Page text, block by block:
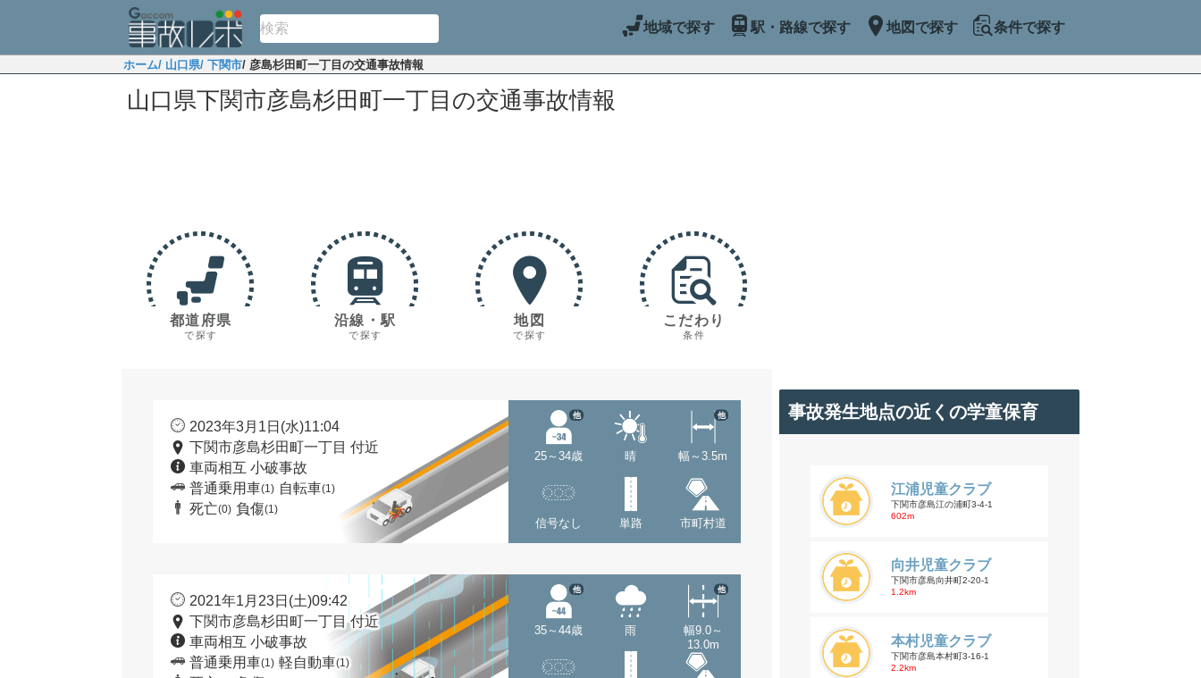
地域で探す 駅・路線で探す 地図で探す 条件で探す
ホーム/ 山口県/ 下関市/ 彦島杉田町一丁目の交通事故情報
山口県下関市彦島杉田町一丁目の交通事故情報
都道府県
で探す
沿線・駅
で探す
地図
で探す
こだわり
条件
2023年3月1日(水)11:04
下関市彦島杉田町一丁目 付近
車両相互 小破事故
普通乗用車(1) 自転車(1)
死亡(0) 負傷(1)
25～34歳
他
晴 幅～3.5m
他
信号なし 単路 市町村道
2021年1月23日(土)09:42
下関市彦島杉田町一丁目 付近
車両相互 小破事故
普通乗用車(1) 軽自動車(1)
35～44歳
他
雨
幅9.0～
13.0m
他
事故発生地点の近くの学童保育
江浦児童クラブ
下関市彦島江の浦町3-4-1
602m
向井児童クラブ
下関市彦島向井町2-20-1
1.2km
本村児童クラブ
下関市彦島本村町3-16-1
2.2km